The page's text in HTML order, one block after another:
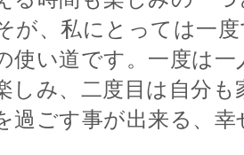
が、私にとっては一
使い道です。一度は
しみ、二度目は自分も
過ごす事が出来る、